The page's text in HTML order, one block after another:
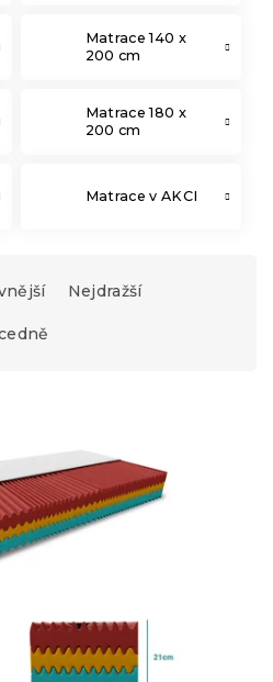
Matrace 140 x
200 cm
Matrace 180 x
200 cm
Matrace v AKCI
Nejdražší